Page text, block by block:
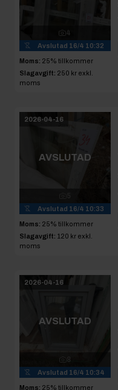
4
Avslutad 16/4 10:32
Moms: 25% tillkommer
Slagavgift: 250 kr exkl.
moms
2026-04-16
AVSLUTAD
Avslutad 16/4 10:33
Moms: 25% tillkommer
Slagavgift: 120 kr exkl.
moms
2026-04-16
AVSLUTAD
8
Avslutad 16/4 10:34
Moms: 25% tillkommer